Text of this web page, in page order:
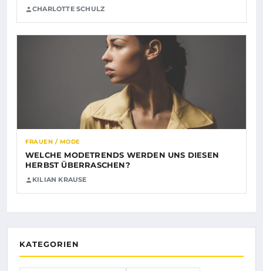
CHARLOTTE SCHULZ
FRAUEN / MODE
WELCHE MODETRENDS WERDEN UNS DIESEN
HERBST ÜBERRASCHEN?
KILIAN KRAUSE
KATEGORIEN